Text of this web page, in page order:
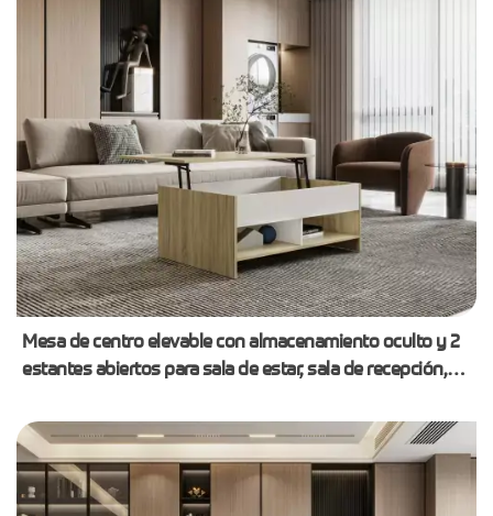
Mesa de centro elevable con almacenamiento oculto y 2
estantes abiertos para sala de estar, sala de recepción,